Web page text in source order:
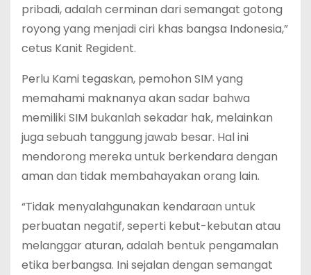
pribadi, adalah cerminan dari semangat gotong
royong yang menjadi ciri khas bangsa Indonesia,”
cetus Kanit Regident.
Perlu Kami tegaskan, pemohon SIM yang
memahami maknanya akan sadar bahwa
memiliki SIM bukanlah sekadar hak, melainkan
juga sebuah tanggung jawab besar. Hal ini
mendorong mereka untuk berkendara dengan
aman dan tidak membahayakan orang lain.
“Tidak menyalahgunakan kendaraan untuk
perbuatan negatif, seperti kebut-kebutan atau
melanggar aturan, adalah bentuk pengamalan
etika berbangsa. Ini sejalan dengan semangat